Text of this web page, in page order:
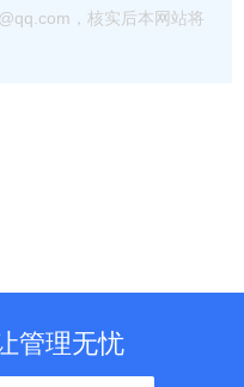
，核实后本网站将
管理无忧